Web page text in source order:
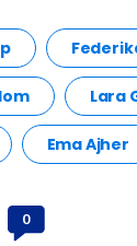
Lara
Ema Ajher
0